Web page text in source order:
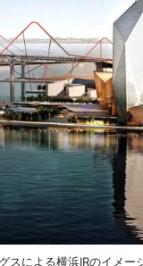
スによる横浜IRのイメー